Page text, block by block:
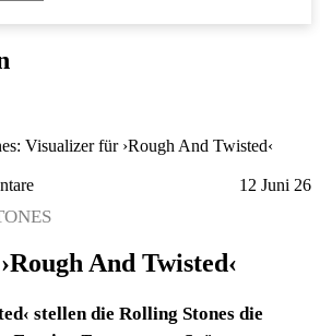
Visualizer für ›Rough And Twisted‹
12 Juni 26
And Twisted‹
stellen die Rolling Stones die